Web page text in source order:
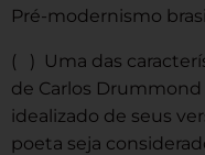
Pré-modernismo
( ) Uma das
de Carlos
idealizado de seus
poeta seja